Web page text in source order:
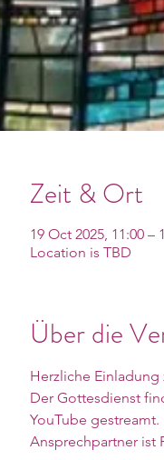
Zeit & Ort
19 Oct 2025, 11:00 –
Location is TBD
Über die
Herzliche
Der Gottesdienst
YouTube gestreamt.
Ansprechpartner ist